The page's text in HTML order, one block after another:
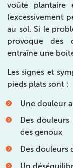
voûte plantaire
(excessivement
au sol. Si le
provoque des
entraîne une
Les signes et
pieds plats sont :
Une douleur
Des
des genoux
Des douleurs
Un
380 Av.
01 43
Prenez
Prenez
IK PARIS
Prenez
Prenez